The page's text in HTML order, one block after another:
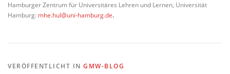
Hamburger Zentrum für Universitäres Lehren und Lernen, Universität
Hamburg: mhe.hul@uni-hamburg.de.
VERÖFFENTLICHT IN GMW-BLOG